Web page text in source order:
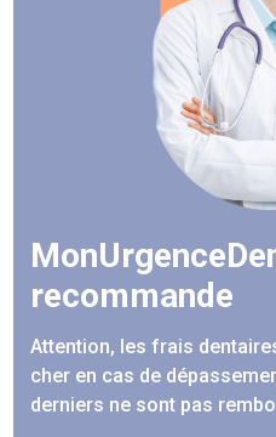
recommande
Attention, les frais
cher en cas de
derniers ne sont pas